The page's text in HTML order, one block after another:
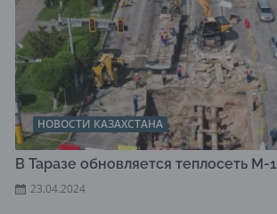
НОВОСТИ КАЗАХСТАНА
В Таразе обновляется теплосеть М-1
23.04.2024